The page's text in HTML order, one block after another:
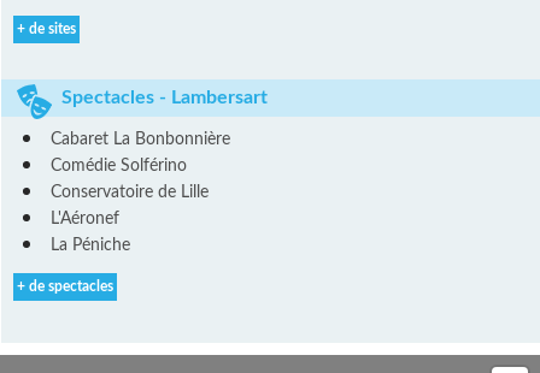
+ de sites
Spectacles - Lambersart
Cabaret La Bonbonnière
Comédie Solférino
Conservatoire de Lille
L'Aéronef
La Péniche
+ de spectacles